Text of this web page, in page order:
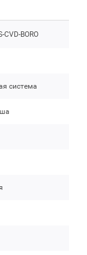
CVD-BORO
система